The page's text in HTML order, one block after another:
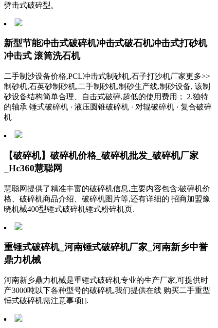
劈击式破碎型。
新型节能冲击式破碎机冲击式破石机冲击式打砂机
冲击式 滚筒洗石机
二手制沙设备价格,PCL冲击式制砂机,石子打沙机厂家更多>>
制砂机,石英砂制砂机,二手制砂机,制砂生产线,制砂设备, 该制
砂设备结构简单合理、自击式破碎,超低的使用费用； 2.独特
的轴承 锤式破碎机 · 液压圆锥破碎机 · 对辊破碎机 · 复合破碎
机
【破碎机】破碎机价格_破碎机批发_破碎机厂家
_Hc360慧聪网
慧聪网提供了精准丰富的破碎机信息,主要内容包含:破碎机价
格、破碎机商品介绍、破碎机图片等,还有详细的 招商加盟豫
晓机械400型锤式破碎机锤式粉碎机页.
重锤式破碎机_河南锤式破碎机厂家_河南新乡中誉
鼎力机械
河南新乡鼎力机械是重锤式破碎机专业的生产厂家,可提供时
产3000吨以下各种型号的破碎机,我们提供在线 购买二手重型
锤式破碎机需注意事项[].